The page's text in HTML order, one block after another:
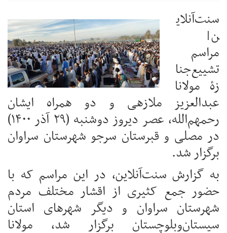
سنت‌آنلای
ن|
مراسم
تشییع‌جنا
زۀ مولانا
عبدالعزیز ملازهی و دو همراه ایشان
رحمهم‌الله، عصر دیروز دوشنبه (۲۹ آذر ۱۴۰۰)
در مصلی و قبرستان سرجو شهرستان سراوان
برگزار شد.
به گزارش سنت‌آنلاین، در این مراسم که با
حضور جمع کثیری از اقشار مختلف مردم
شهرستان سراوان و دیگر شهرهای استان
سیستان‌وبلوچستان برگزار شد، مولانا